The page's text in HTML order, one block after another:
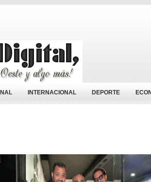
INTERNACIONAL DEPORTE